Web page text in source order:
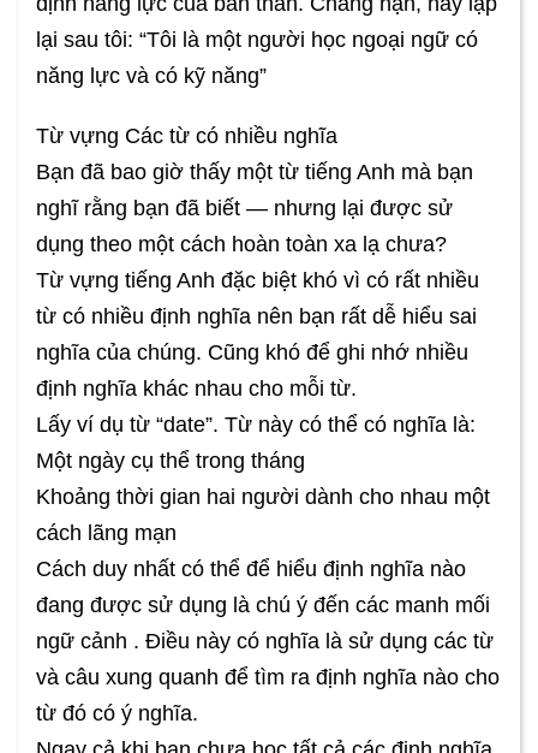
lại sau tôi: “Tôi là một người học ngoại ngữ có
năng lực và có kỹ năng”
Từ vựng Các từ có nhiều nghĩa
Bạn đã bao giờ thấy một từ tiếng Anh mà bạn
nghĩ rằng bạn đã biết — nhưng lại được sử
dụng theo một cách hoàn toàn xa lạ chưa?
Từ vựng tiếng Anh đặc biệt khó vì có rất nhiều
từ có nhiều định nghĩa nên bạn rất dễ hiểu sai
nghĩa của chúng. Cũng khó để ghi nhớ nhiều
định nghĩa khác nhau cho mỗi từ.
Lấy ví dụ từ “date”. Từ này có thể có nghĩa là:
Một ngày cụ thể trong tháng
Khoảng thời gian hai người dành cho nhau một
cách lãng mạn
Cách duy nhất có thể để hiểu định nghĩa nào
đang được sử dụng là chú ý đến các manh mối
ngữ cảnh . Điều này có nghĩa là sử dụng các từ
và câu xung quanh để tìm ra định nghĩa nào cho
từ đó có ý nghĩa.